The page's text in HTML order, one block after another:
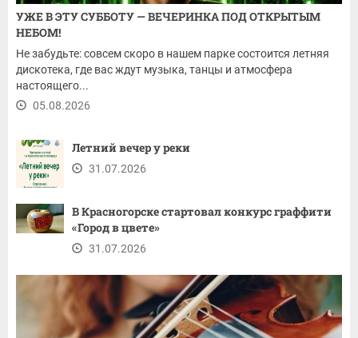
УЖЕ В ЭТУ СУББОТУ — ВЕЧЕРИНКА ПОД ОТКРЫТЫМ
НЕБОМ!
Не забудьте: совсем скоро в нашем парке состоится летняя
дискотека, где вас ждут музыка, танцы и атмосфера
настоящего...
05.08.2026
Летний вечер у реки
31.07.2026
В Красногорске стартовал конкурс граффити
«Город в цвете»
31.07.2026